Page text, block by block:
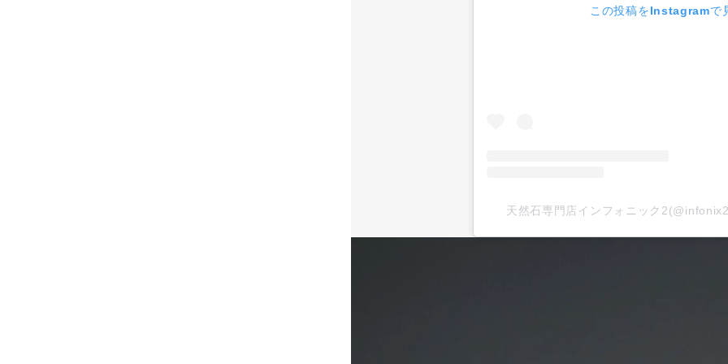
この投稿をInstagramで
天然石専門店インフォニック